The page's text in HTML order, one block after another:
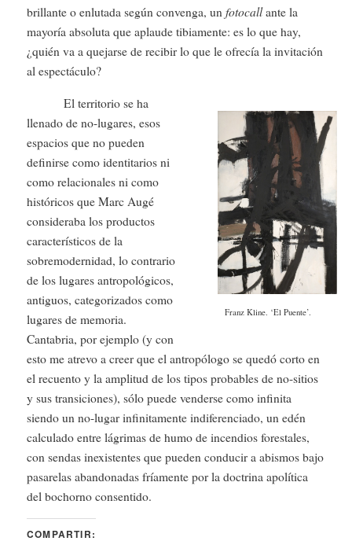
brillante o enlutada según convenga, unfotocallante la
mayoría absoluta que aplaude tibiamente: es lo que hay,
¿quién va a quejarse de recibir lo que le ofrecía la invitación
al espectáculo?
Franz Kline. ‘El Puente’.
El territorio se ha
llenado de no-lugares, esos
espacios que no pueden
definirse como identitarios ni
como relacionales ni como
históricos que Marc Augé
consideraba los productos
característicos de la
sobremodernidad, lo contrario
de los lugares antropológicos,
antiguos, categorizados como
lugares de memoria.
Cantabria, por ejemplo (y con
esto me atrevo a creer que el antropólogo se quedó corto en
el recuento y la amplitud de los tipos probables de no-sitios
y sus transiciones), sólo puede venderse como infinita
siendo un no-lugar infinitamente indiferenciado, un edén
calculado entre lágrimas de humo de incendios forestales,
con sendas inexistentes que pueden conducir a abismos bajo
pasarelas abandonadas fríamente por la doctrina apolítica
del bochorno consentido.
COMPARTIR: